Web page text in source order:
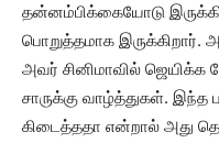
தன்னம்பிக்கையோடு
பொறுத்தமாக இருக்கிறார்.
அவர் சினிமாவில்
சாருக்கு வாழ்த்துகள். இந்த
கிடைத்ததா என்றால் அது